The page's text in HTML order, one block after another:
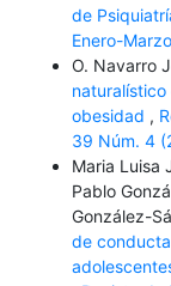
de
Enero-Marzo
O. Navarro
obesidad ,
39 Núm. 4
Maria Luisa
Pablo
González-
de